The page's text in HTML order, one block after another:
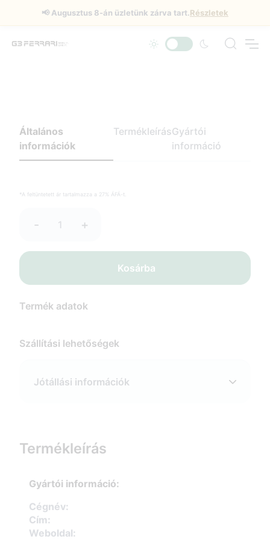
📢Augusztus 8-án üzletünk zárva tart.Részletek
Általános
információk
TermékleírásGyártói
információ
*A feltüntetett ár tartalmazza a 27% ÁFÁ-t.
- +
Kosárba
Termék adatok
Szállítási lehetőségek
Jótállási információk
Termékleírás
Gyártói információ:
Cégnév:
Cím:
Weboldal: